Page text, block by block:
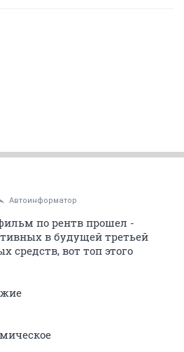
Автоинформатор
по рентв прошел -
в будущей третьей
средств, вот топ этого